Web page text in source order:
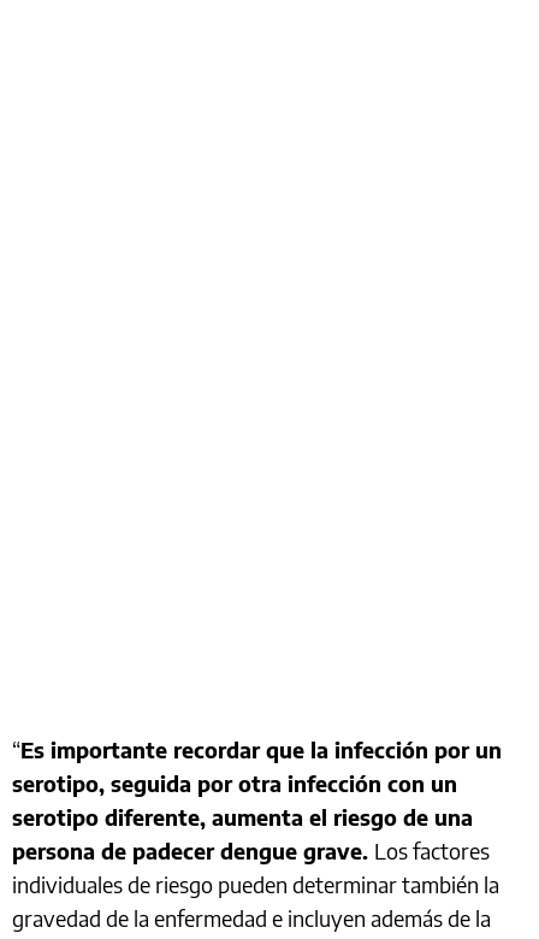
“Es importante recordar que la infección por un
serotipo, seguida por otra infección con un
serotipo diferente, aumenta el riesgo de una
persona de padecer dengue grave. Los factores
individuales de riesgo pueden determinar también la
gravedad de la enfermedad e incluyen además de la